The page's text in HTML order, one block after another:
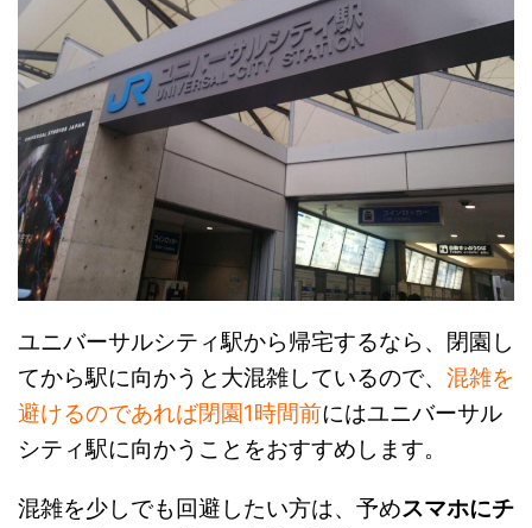
ユニバーサルシティ駅から帰宅するなら、閉園し
てから駅に向かうと大混雑しているので、 混雑を
避けるのであれば閉園1時間前にはユニバーサル
シティ駅に向かうことをおすすめします。
混雑を少しでも回避したい方は、予めスマホにチ